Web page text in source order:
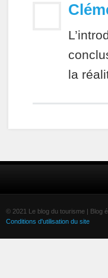
la
© 2021 Le blog du tourisme | Blog
Conditions d'utilisation du site